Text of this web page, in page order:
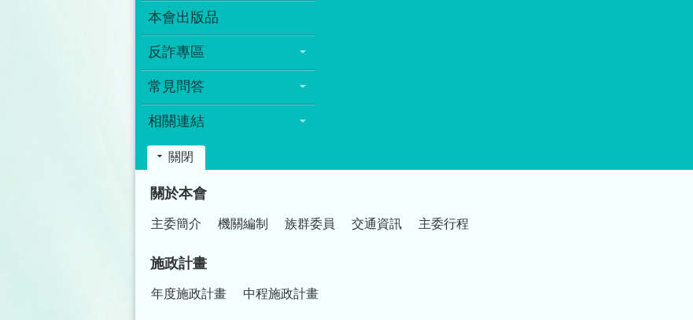
本會出版品
反詐專區
常見問答
相關連結
關閉
關於本會
主委簡介 機關編制 族群委員 交通資訊 主委行程
施政計畫
年度施政計畫 中程施政計畫